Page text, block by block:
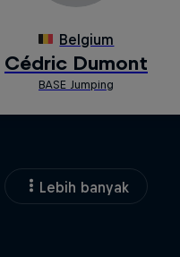
Lebih banyak